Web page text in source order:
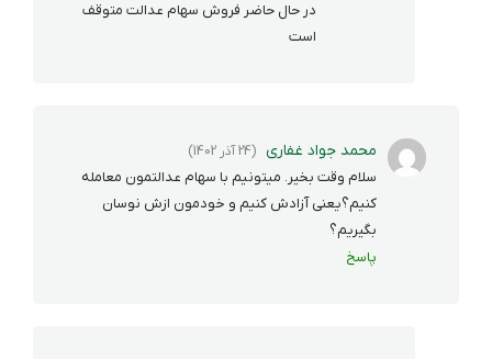
در حال حاضر فروش سهام عدالت متوقف
است
محمد جواد غفاری (24 آذر 1402)
سلام وقت بخیر. میتونیم با سهام عدالتمون معامله
کنیم؟یعنی آزادش کنیم و خودمون ازش نوسان
بگیریم؟
پاسخ